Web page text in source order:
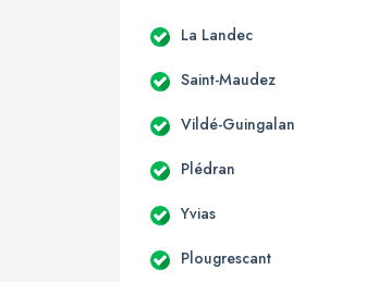
La Landec
Saint-Maudez
Vildé-Guingalan
Plédran
Yvias
Plougrescant